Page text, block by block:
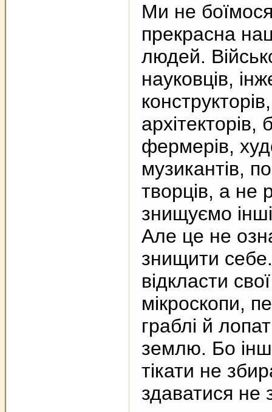
Ми не
прекрасна
людей.
науковців,
архітекторів,
фермерів,
музикантів,
творців, а не
знищуємо
Але це не
знищити себе.
відкласти
мікроскопи,
граблі й
землю. Бо
тікати не
здаватися не